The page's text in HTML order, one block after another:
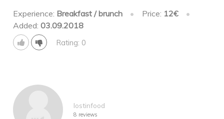
Experience: Breakfast / brunch • Price: 12€
•
Added:03.09.2018
Rating: 0
lostinfood
8 reviews